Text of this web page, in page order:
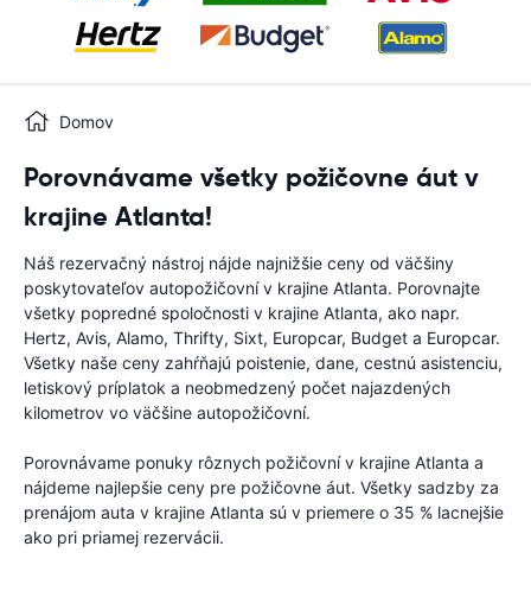
Domov
Porovnávame všetky požičovne áut v
krajine Atlanta!
Náš rezervačný nástroj nájde najnižšie ceny od väčšiny
poskytovateľov autopožičovní v krajine Atlanta. Porovnajte
všetky popredné spoločnosti v krajine Atlanta, ako napr.
Hertz, Avis, Alamo, Thrifty, Sixt, Europcar, Budget a Europcar.
Všetky naše ceny zahŕňajú poistenie, dane, cestnú asistenciu,
letiskový príplatok a neobmedzený počet najazdených
kilometrov vo väčšine autopožičovní.
Porovnávame ponuky rôznych požičovní v krajine Atlanta a
nájdeme najlepšie ceny pre požičovne áut. Všetky sadzby za
prenájom auta v krajine Atlanta sú v priemere o 35 % lacnejšie
ako pri priamej rezervácii.